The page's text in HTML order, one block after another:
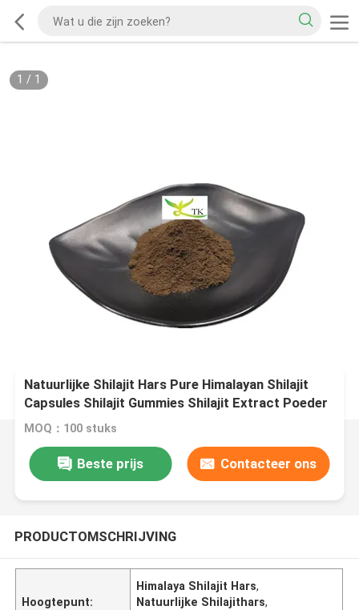
1 / 1
Natuurlijke Shilajit Hars Pure Himalayan Shilajit
Capsules Shilajit Gummies Shilajit Extract Poeder
MOQ：100 stuks
Beste prijs Contacteer ons
PRODUCTOMSCHRIJVING
Hoogtepunt:
Himalaya Shilajit Hars,
Natuurlijke Shilajithars,